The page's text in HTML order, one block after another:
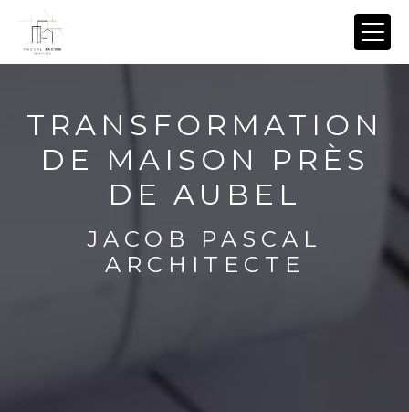
TRANSFORMATION
DE MAISON PRÈS
DE AUBEL
JACOB PASCAL
ARCHITECTE
Panneau de gestion des cookies